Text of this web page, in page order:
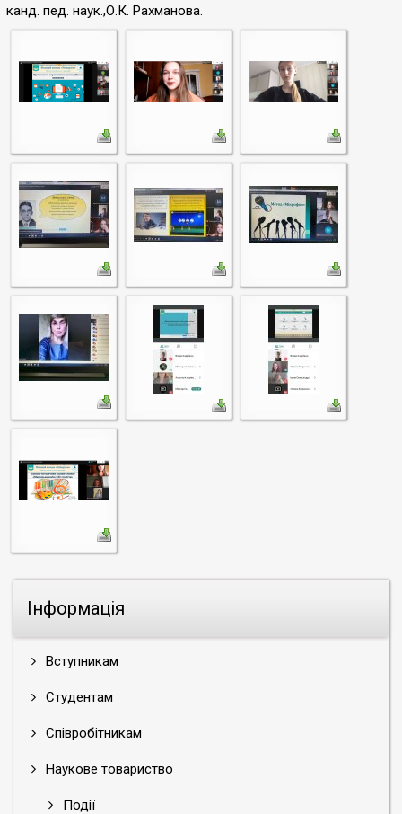
Інформація
Вступникам
Студентам
Співробітникам
Наукове товариство
Події
канд. пед. наук.,О.К. Рахманова.